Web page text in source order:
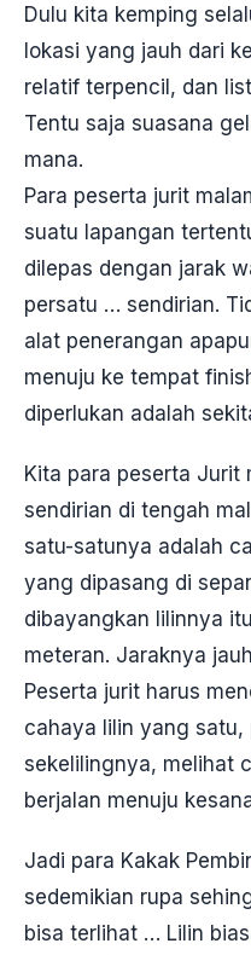
Dulu kita kemping
lokasi yang jauh dari
relatif terpencil, dan
Tentu saja suasana
mana.
Para peserta jurit
suatu lapangan
dilepas dengan jarak
persatu … sendirian.
alat penerangan
menuju ke tempat
diperlukan adalah
Kita para peserta Jurit
sendirian di tengah
satu-satunya adalah
yang dipasang di
dibayangkan lilinnya
meteran. Jaraknya
Peserta jurit harus
cahaya lilin yang
sekelilingnya, melihat
berjalan menuju
Jadi para Kakak
sedemikian rupa
bisa terlihat … Lilin